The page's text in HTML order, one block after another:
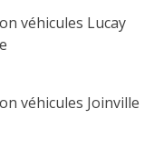
véhicules Lucay
véhicules Joinville